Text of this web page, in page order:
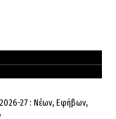
27 : Νέων, Εφήβων,